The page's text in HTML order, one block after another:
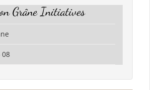
Grâne Initiatives
08